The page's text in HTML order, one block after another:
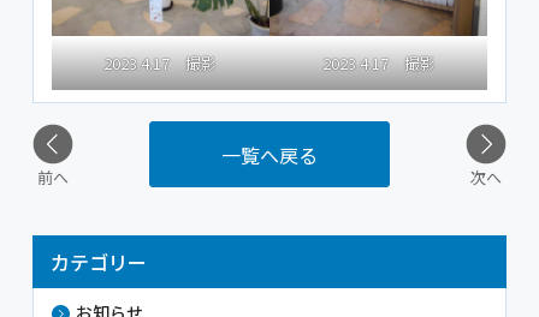
2023.4.17 撮影 2023.4.17 撮影
前へ
一覧へ戻る
次へ
カテゴリー